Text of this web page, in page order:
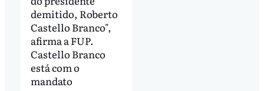
demitido, Roberto
Castello Branco",
afirma a FUP.
Castello Branco
está com o
mandato